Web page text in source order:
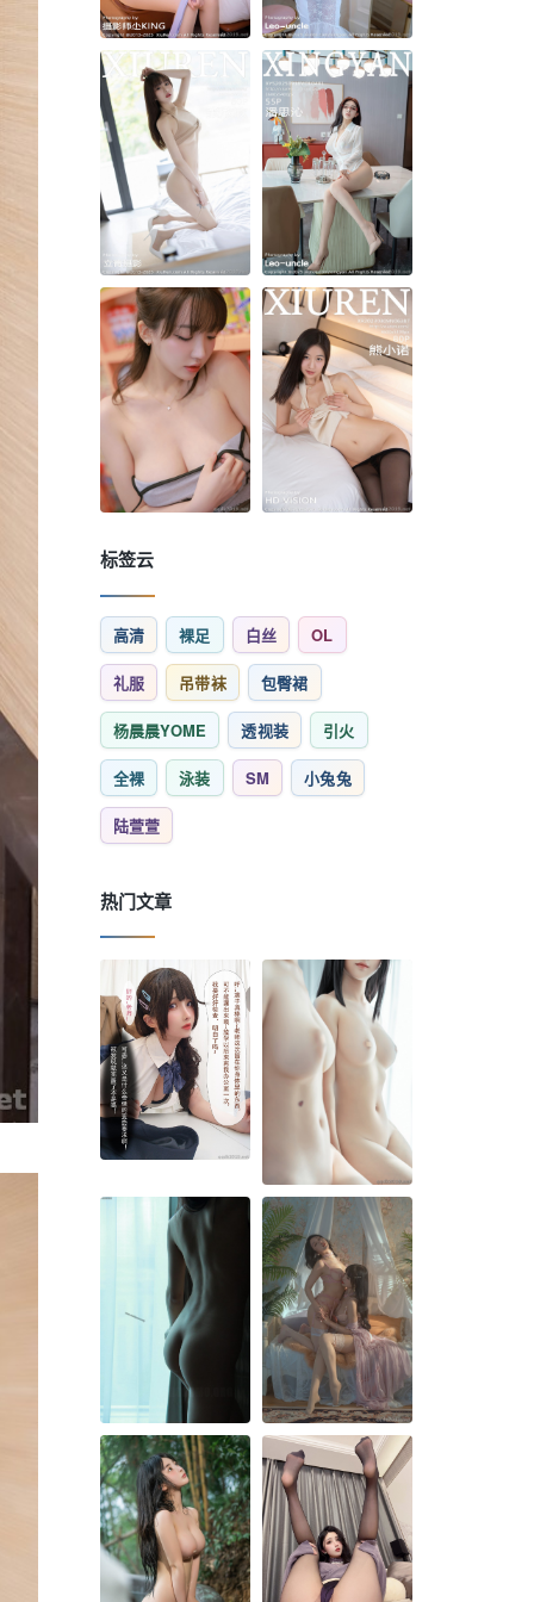
标签云
高清 裸足 白丝 OL
礼服 吊带袜 包臀裙
杨晨晨YOME 透视装 引火
全裸 泳装 SM 小兔兔
陆萱萱
热门文章